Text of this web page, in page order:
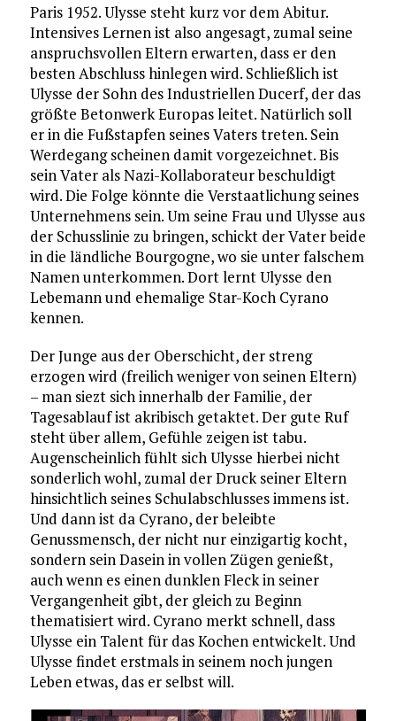
Paris 1952. Ulysse steht kurz vor dem Abitur.
Intensives Lernen ist also angesagt, zumal seine
anspruchsvollen Eltern erwarten, dass er den
besten Abschluss hinlegen wird. Schließlich ist
Ulysse der Sohn des Industriellen Ducerf, der das
größte Betonwerk Europas leitet. Natürlich soll
er in die Fußstapfen seines Vaters treten. Sein
Werdegang scheinen damit vorgezeichnet. Bis
sein Vater als Nazi-Kollaborateur beschuldigt
wird. Die Folge könnte die Verstaatlichung seines
Unternehmens sein. Um seine Frau und Ulysse aus
der Schusslinie zu bringen, schickt der Vater beide
in die ländliche Bourgogne, wo sie unter falschem
Namen unterkommen. Dort lernt Ulysse den
Lebemann und ehemalige Star-Koch Cyrano
kennen.
Der Junge aus der Oberschicht, der streng
erzogen wird (freilich weniger von seinen Eltern)
– man siezt sich innerhalb der Familie, der
Tagesablauf ist akribisch getaktet. Der gute Ruf
steht über allem, Gefühle zeigen ist tabu.
Augenscheinlich fühlt sich Ulysse hierbei nicht
sonderlich wohl, zumal der Druck seiner Eltern
hinsichtlich seines Schulabschlusses immens ist.
Und dann ist da Cyrano, der beleibte
Genussmensch, der nicht nur einzigartig kocht,
sondern sein Dasein in vollen Zügen genießt,
auch wenn es einen dunklen Fleck in seiner
Vergangenheit gibt, der gleich zu Beginn
thematisiert wird. Cyrano merkt schnell, dass
Ulysse ein Talent für das Kochen entwickelt. Und
Ulysse findet erstmals in seinem noch jungen
Leben etwas, das er selbst will.